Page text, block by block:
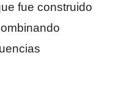
fue construido